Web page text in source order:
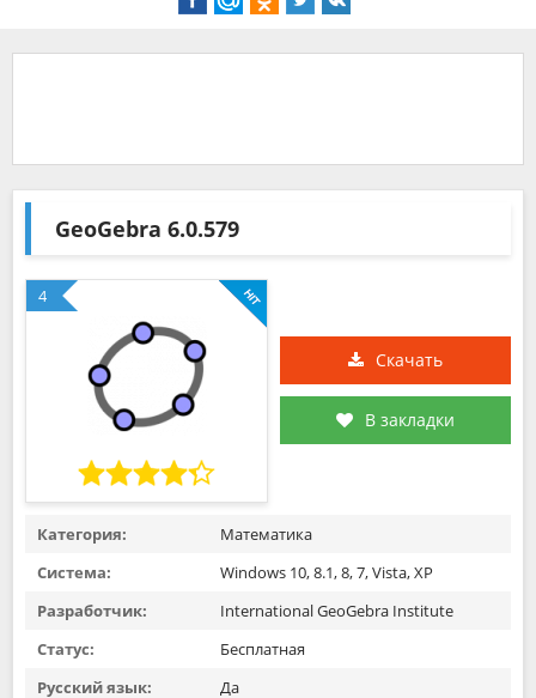
GeoGebra 6.0.579
4
Скачать
В закладки
Категория:
Математика
Система:
Windows 10, 8.1, 8, 7, Vista, XP
Разработчик:
International GeoGebra Institute
Статус:
Бесплатная
Русский язык:
Да